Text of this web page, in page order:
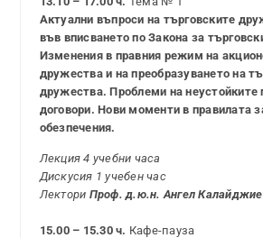
Актуални въпроси на търговските
във вписването по Закона за
Изменения в правния режим на
дружества и на преобразуването на
дружества. Проблеми на неустойките
договори. Нови моменти в правилата
обезпечения.
Лекция 4 учебни часа
Дискусия 1 учебен час
Лектори Проф. д.ю.н. Ангел
15.00 – 15.30 ч. Кафе-пауза